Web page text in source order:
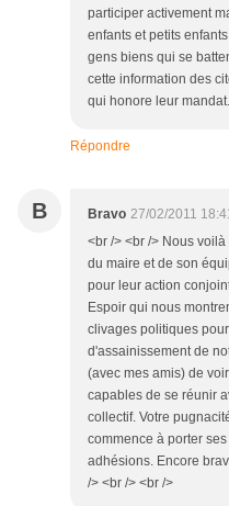
participer activement
enfants et petits
gens biens qui se
cette information des
qui honore leur
Répondre
B Bravo 27/02/2011
<br /> <br /> Nous
du maire et de son
pour leur action
Espoir qui nous
clivages politiques
d'assainissement de
(avec mes amis) de
capables de se réunir
collectif. Votre
commence à porter
adhésions. Encore
/> <br /> <br />